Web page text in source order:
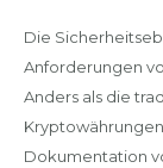
Die
Anforderungen
Anders als die
Dokumentation